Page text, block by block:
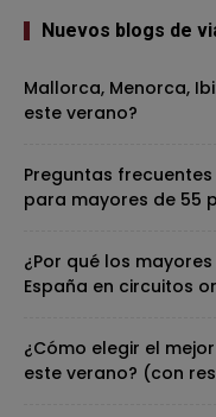
Nuevos blogs de
Mallorca, Menorca,
este verano?
Preguntas
para mayores de 55
¿Por qué los
España en circuitos
¿Cómo elegir el
este verano? (con